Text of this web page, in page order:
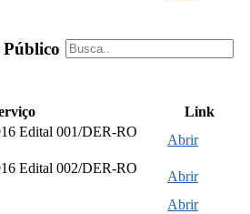
Público
Link
Edital 001/DER-RO
Abrir
Edital 002/DER-RO
Abrir
Abrir